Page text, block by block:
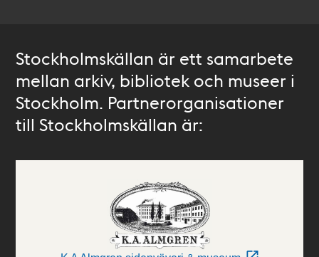
Stockholmskällan är ett samarbete
mellan arkiv, bibliotek och museer i
Stockholm. Partnerorganisationer
till Stockholmskällan är: